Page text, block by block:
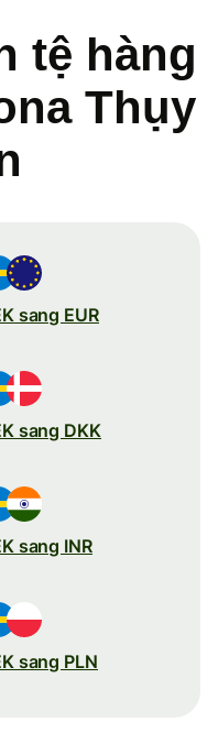
tệ hàng
Thụy
sang EUR
sang DKK
sang INR
sang PLN